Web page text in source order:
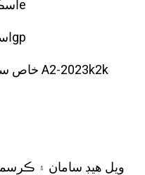
ويل هيڊ سامان ۽